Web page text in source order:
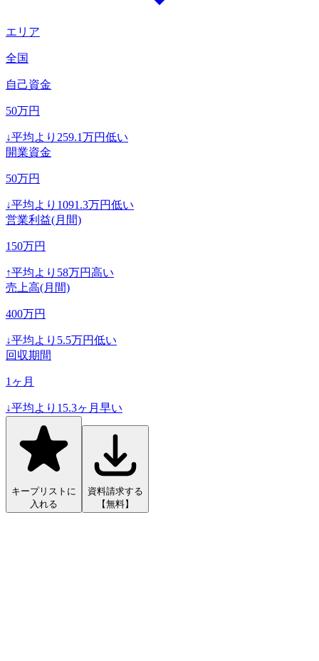
エリア
全国
自己資金
50万円
↓平均より 259.1万円低い
開業資金
50万円
↓平均より 1091.3万円低い
営業利益(月間)
150万円
↑平均より 58万円高い
売上高(月間)
400万円
↓平均より 5.5万円低い
回収期間
1 ヶ月
↓平均より 15.3ヶ月早い
キープリストに
入れる
資料請求する
【無料】